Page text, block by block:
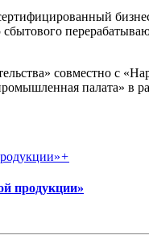
совместно с
палата» в
+
продукции»